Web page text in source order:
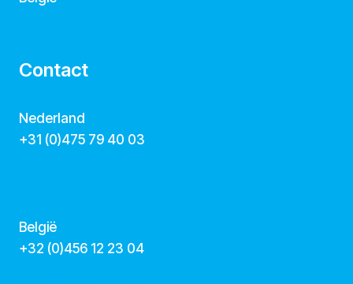
Contact
Nederland
+31 (0)475 79 40 03
België
‭+32 (0)456 12 23 04‬